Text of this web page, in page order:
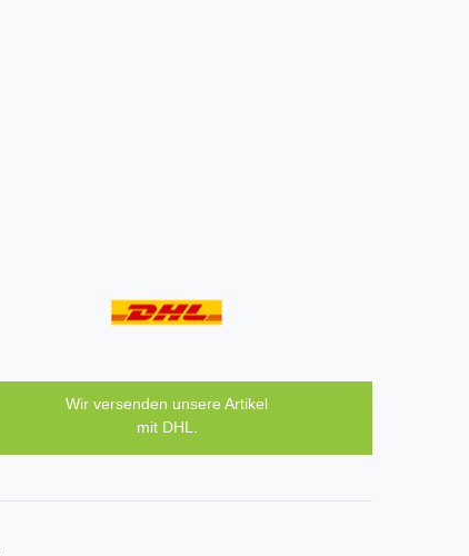
Wir versenden unsere Artikel
mit DHL.